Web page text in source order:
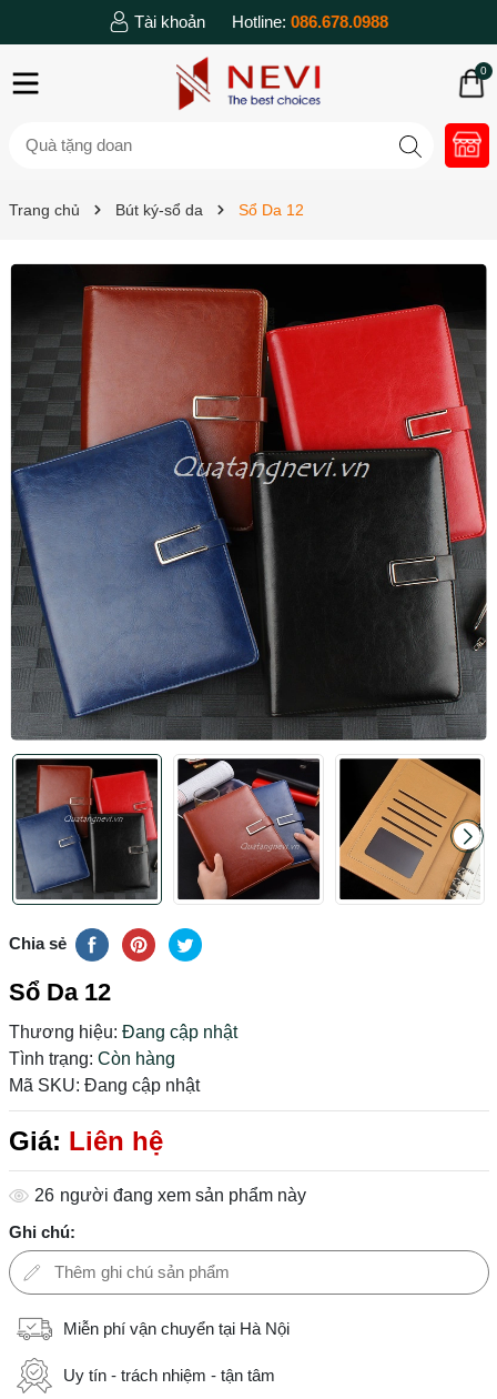
Tài khoản Hotline: 086.678.0988
0
Trang chủ Bút ký-sổ da Sổ Da 12
Chia sẻ
Sổ Da 12
Thương hiệu: Đang cập nhật
Tình trạng: Còn hàng
Mã SKU: Đang cập nhật
Giá: Liên hệ
26 người đang xem sản phẩm này
Ghi chú:
Miễn phí vận chuyển tại Hà Nội
Uy tín - trách nhiệm - tận tâm